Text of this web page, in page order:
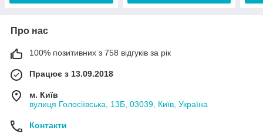
Про нас
100% позитивних з 758 відгуків за рік
Працює з 13.09.2018
м. Київ
вулиця Голосіївська, 13Б, 03039, Київ, Україна
Контакти